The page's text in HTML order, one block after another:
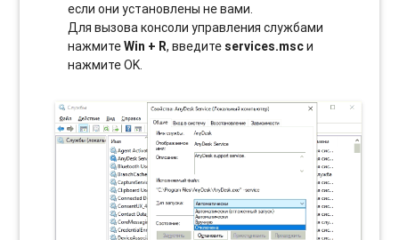
если они установлены не вами.
Для вызова консоли управления службами
нажмитеWin + R, введите services.mscи
нажмите OK.